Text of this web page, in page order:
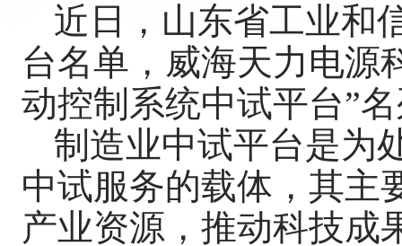
近日，山东省工业和
台名单，威海天力电源
动控制系统中试平台”
制造业中试平台是为
中试服务的载体，其主
产业资源，推动科技成